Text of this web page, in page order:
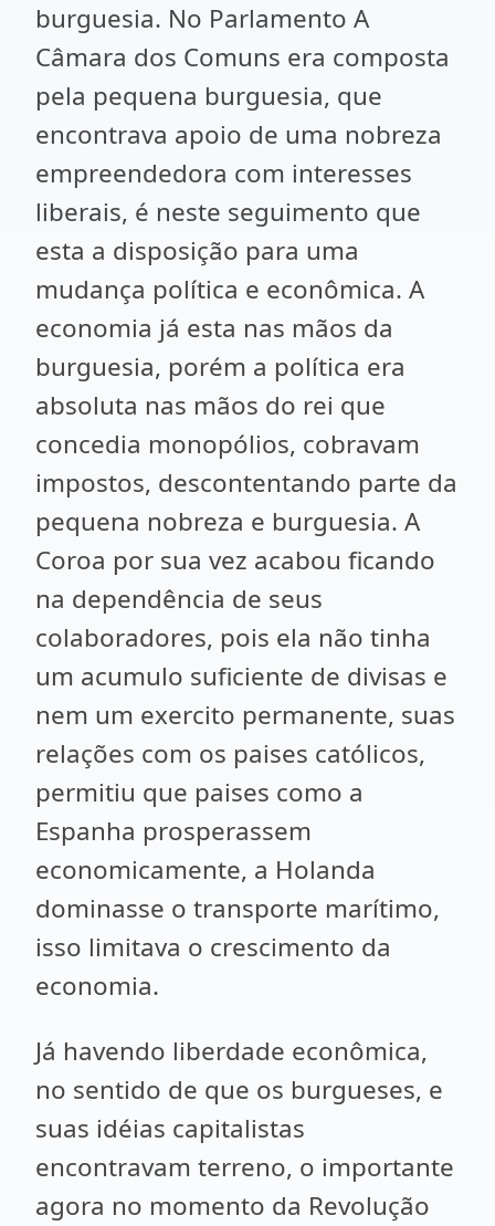
burguesia. No Parlamento A
Câmara dos Comuns era composta
pela pequena burguesia, que
encontrava apoio de uma nobreza
empreendedora com interesses
liberais, é neste seguimento que
esta a disposição para uma
mudança política e econômica. A
economia já esta nas mãos da
burguesia, porém a política era
absoluta nas mãos do rei que
concedia monopólios, cobravam
impostos, descontentando parte da
pequena nobreza e burguesia. A
Coroa por sua vez acabou ficando
na dependência de seus
colaboradores, pois ela não tinha
um acumulo suficiente de divisas e
nem um exercito permanente, suas
relações com os paises católicos,
permitiu que paises como a
Espanha prosperassem
economicamente, a Holanda
dominasse o transporte marítimo,
isso limitava o crescimento da
economia.
Já havendo liberdade econômica,
no sentido de que os burgueses, e
suas idéias capitalistas
encontravam terreno, o importante
agora no momento da Revolução